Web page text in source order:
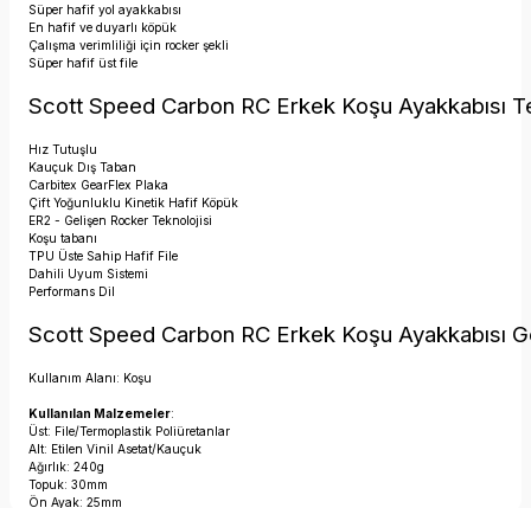
Süper hafif yol ayakkabısı
En hafif ve duyarlı köpük
Çalışma verimliliği için rocker şekli
Süper hafif üst file
Scott Speed Carbon RC Erkek Koşu Ayakkabısı
Hız Tutuşlu
Kauçuk Dış Taban
Carbitex GearFlex Plaka
Çift Yoğunluklu Kinetik Hafif Köpük
ER2 - Gelişen Rocker Teknolojisi
Koşu tabanı
TPU Üste Sahip Hafif File
Dahili Uyum Sistemi
Performans Dil
Scott Speed Carbon RC Erkek Koşu Ayakkabısı
Kullanım Alanı: Koşu
Kullanılan Malzemeler:
Üst: File/Termoplastik Poliüretanlar
Alt: Etilen Vinil Asetat/Kauçuk
Ağırlık: 240g
Topuk: 30mm
Ön Ayak: 25mm